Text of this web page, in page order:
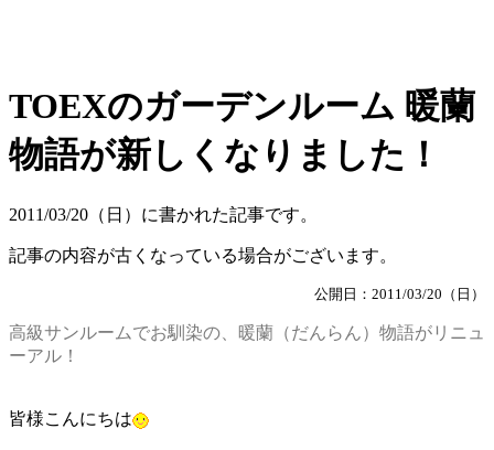
TOEXのガーデンルーム 暖蘭
物語が新しくなりました！
2011/03/20（日）に書かれた記事です。
記事の内容が古くなっている場合がございます。
公開日：2011/03/20（日）
高級サンルームでお馴染の、暖蘭（だんらん）物語がリニュ
ーアル！
皆様こんにちは